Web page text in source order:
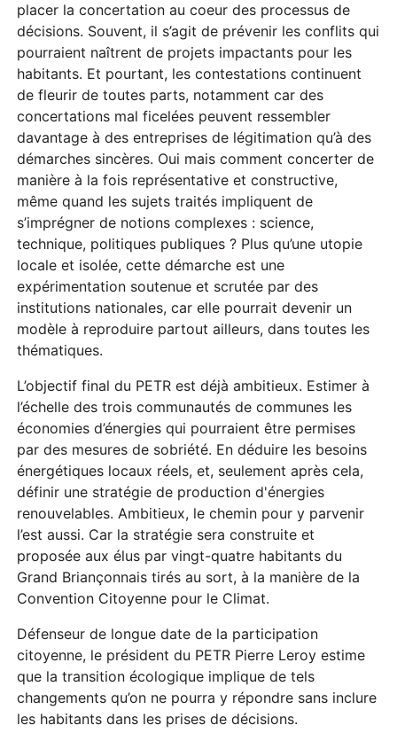
placer la concertation au coeur des processus de
décisions. Souvent, il s’agit de prévenir les conflits qui
pourraient naîtrent de projets impactants pour les
habitants. Et pourtant, les contestations continuent
de fleurir de toutes parts, notamment car des
concertations mal ficelées peuvent ressembler
davantage à des entreprises de légitimation qu’à des
démarches sincères. Oui mais comment concerter de
manière à la fois représentative et constructive,
même quand les sujets traités impliquent de
s’imprégner de notions complexes : science,
technique, politiques publiques ? Plus qu’une utopie
locale et isolée, cette démarche est une
expérimentation soutenue et scrutée par des
institutions nationales, car elle pourrait devenir un
modèle à reproduire partout ailleurs, dans toutes les
thématiques.
L’objectif final du PETR est déjà ambitieux. Estimer à
l’échelle des trois communautés de communes les
économies d’énergies qui pourraient être permises
par des mesures de sobriété. En déduire les besoins
énergétiques locaux réels, et, seulement après cela,
définir une stratégie de production d'énergies
renouvelables. Ambitieux, le chemin pour y parvenir
l’est aussi. Car la stratégie sera construite et
proposée aux élus par vingt-quatre habitants du
Grand Briançonnais tirés au sort, à la manière de la
Convention Citoyenne pour le Climat.
Défenseur de longue date de la participation
citoyenne, le président du PETR Pierre Leroy estime
que la transition écologique implique de tels
changements qu’on ne pourra y répondre sans inclure
les habitants dans les prises de décisions.